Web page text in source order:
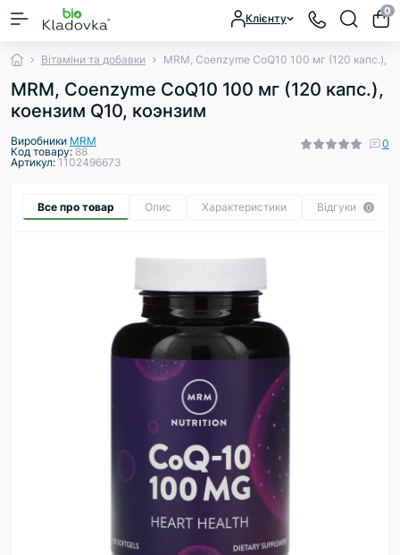
Клієнту
0
Вітаміни та добавки MRM, Coenzyme CoQ10 100 мг (120 капс.),
MRM, Coenzyme CoQ10 100 мг (120 капс.),
коензим Q10, коэнзим
Виробники MRM
Код товару: 88
Артикул: 1102496673
0
Все про товар Опис Характеристики Відгуки 0